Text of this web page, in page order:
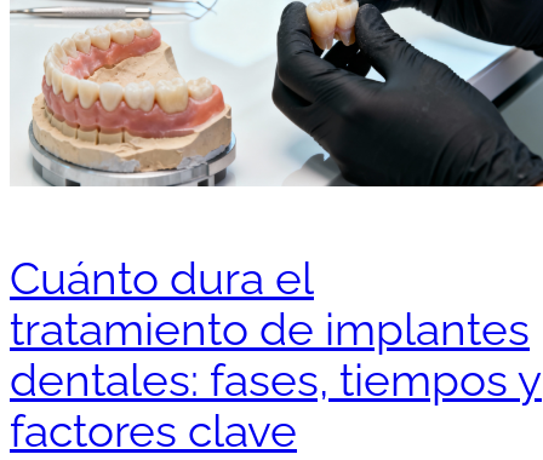
Cuánto dura el
tratamiento de implantes
dentales: fases, tiempos y
factores clave